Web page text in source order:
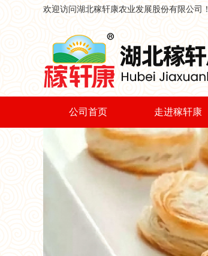
欢迎访问湖北稼轩康农业发展股份有限公司！
公司首页 走进稼轩康
公司简介
企业宗旨
荣誉资质
办公一角